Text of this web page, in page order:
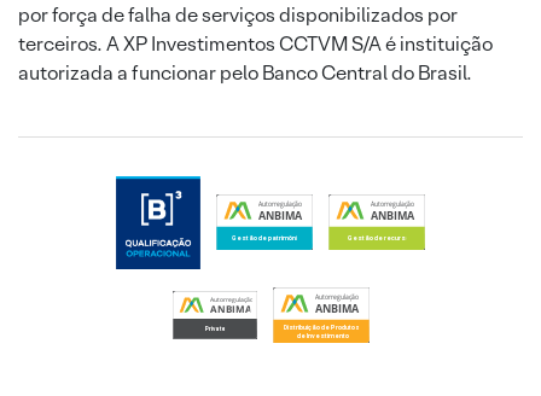
por força de falha de serviços disponibilizados por
terceiros. A XP Investimentos CCTVM S/A é instituição
autorizada a funcionar pelo Banco Central do Brasil.